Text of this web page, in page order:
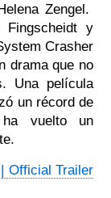
Zengel.
y
Crasher
drama que no
Una película
un récord de
vuelto un
Official Trailer